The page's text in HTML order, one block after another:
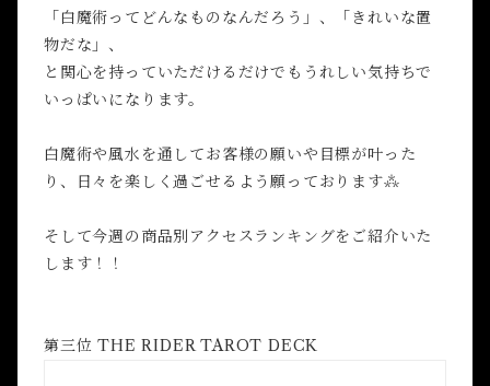
「白魔術ってどんなものなんだろう」、「きれいな置
物だな」、
と関心を持っていただけるだけでもうれしい気持ちで
いっぱいになります。
白魔術や風水を通してお客様の願いや目標が叶った
り、日々を楽しく過ごせるよう願っております⁂
そして今週の商品別アクセスランキングをご紹介いた
します！！
第三位 THE RIDER TAROT DECK